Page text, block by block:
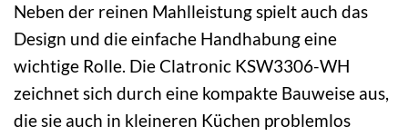
Neben der reinen Mahlleistung spielt auch das
Design und die einfache Handhabung eine
wichtige Rolle. Die Clatronic KSW3306-WH
zeichnet sich durch eine kompakte Bauweise aus,
die sie auch in kleineren Küchen problemlos